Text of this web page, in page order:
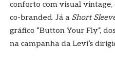
conforto com visual
co-branded. Já a Short
gráfico “Button Your Fly”,
na campanha da Levi’s